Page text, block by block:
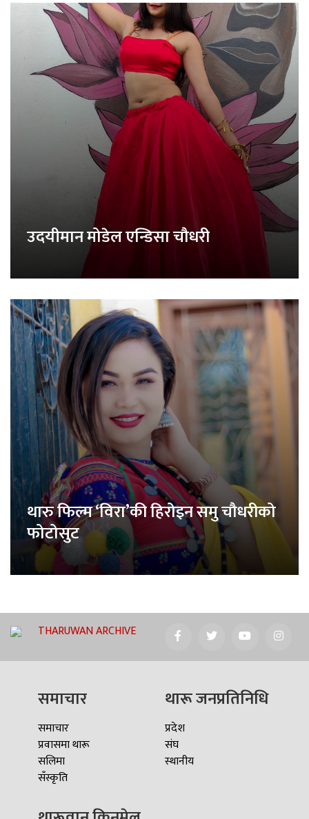
उदयीमान मोडेल एन्डिसा चौधरी
थारु फिल्म ‘विरा’की हिरोइन समु चौधरीको
फोटोसुट
THARUWAN ARCHIVE
समाचार
समाचार
प्रवासमा थारू
सलिमा
सँस्कृति
थारू जनप्रतिनिधि
प्रदेश
संघ
स्थानीय